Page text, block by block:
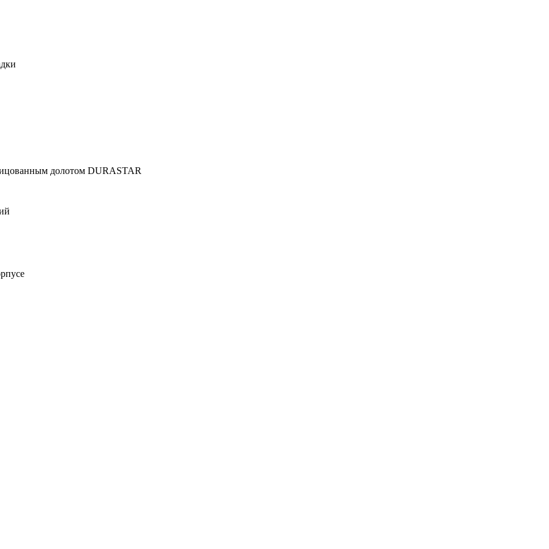
долотом DURASTAR